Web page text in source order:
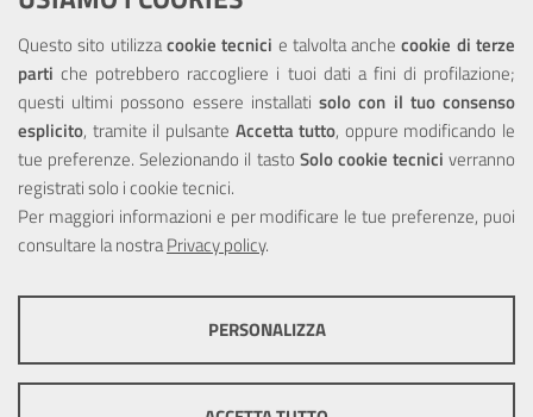
Questo sito utilizzacookie tecnici e talvolta anchecookie di terze
parti che potrebbero raccogliere i tuoi dati a fini di profilazione;
questi ultimi possono essere installatisolo con il tuo consenso
esplicito, tramite il pulsante Accetta tutto, oppure modificando le
tue preferenze. Selezionando il tasto Solo cookie tecnici verranno
registrati solo i cookie tecnici.
Per maggiori informazioni e per modificare le tue preferenze, puoi
consultare la nostraPrivacy policy.
PERSONALIZZA
NOTE LEGALI
Privacy
Portale realizzato con la partecipazione finanziaria dell'Unione
Europea tramite i fondi del POR Sicilia 2000/2006 Misura 6.05 -